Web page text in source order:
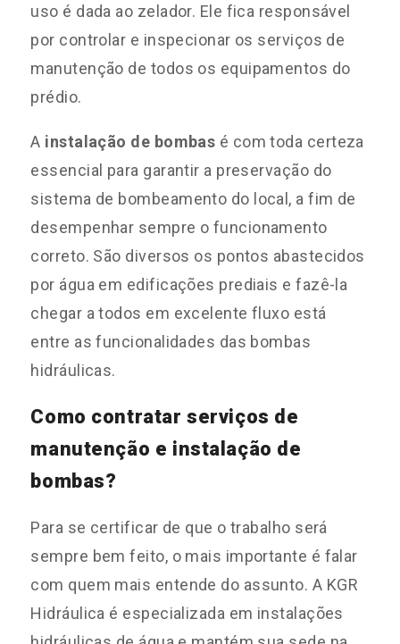
uso é dada ao zelador. Ele fica responsável
por controlar e inspecionar os serviços de
manutenção de todos os equipamentos do
prédio.
A instalação de bombas é com toda certeza
essencial para garantir a preservação do
sistema de bombeamento do local, a fim de
desempenhar sempre o funcionamento
correto. São diversos os pontos abastecidos
por água em edificações prediais e fazê-la
chegar a todos em excelente fluxo está
entre as funcionalidades das bombas
hidráulicas.
Como contratar serviços de
manutenção e instalação de
bombas?
Para se certificar de que o trabalho será
sempre bem feito, o mais importante é falar
com quem mais entende do assunto. A KGR
Hidráulica é especializada em instalações